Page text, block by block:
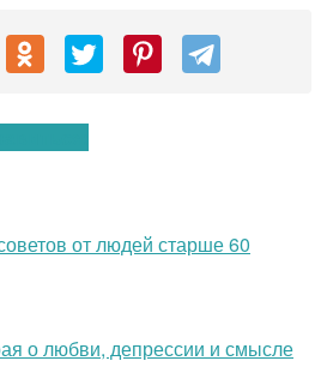
от людей старше 60
о любви, депрессии и смысле